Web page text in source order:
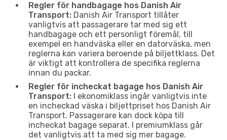
Regler för handbagage hos Danish Air
Transport: Danish Air Transport tillåter
vanligtvis att passagerare tar med sig ett
handbagage och ett personligt föremål, till
exempel en handväska eller en datorväska, men
reglerna kan variera beroende på biljettklass. Det
är viktigt att kontrollera de specifika reglerna
innan du packar.
Regler för incheckat bagage hos Danish Air
Transport: I ekonomiklass ingår vanligtvis inte
en incheckad väska i biljettpriset hos Danish Air
Transport. Passagerare kan dock köpa till
incheckat bagage separat. I premiumklass går
det vanligtvis att ta med sig mer bagage.